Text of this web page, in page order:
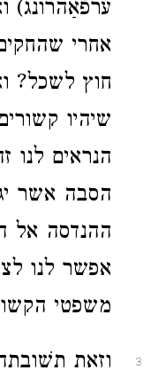
אחרי
חוץ לשכל?
שיהיו
הנראים לנו
הסבה אשר
ההנדסה אל
אפשר לנו
משפטי
3 וזאת